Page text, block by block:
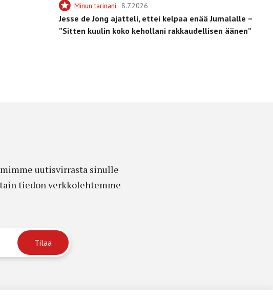
Minun tarinani 8.7.2026
Jesse de Jong ajatteli, ettei kelpaa enää Jumalalle –
”Sitten kuulin koko kehollani rakkaudellisen äänen”
uutisvirrasta sinulle
tiedon verkkolehtemme